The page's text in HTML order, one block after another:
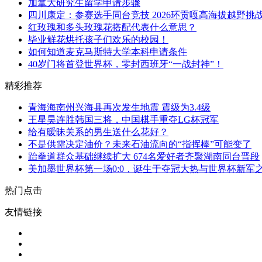
加拿大研究生留学申请步骤
四川康定：参赛选手同台竞技 2026环贡嘎高海拔越野挑
红玫瑰和多头玫瑰花搭配代表什么意思？
毕业鲜花烘托孩子们欢乐的校园！
如何知道麦克马斯特大学本科申请条件
40岁门将首登世界杯，零封西班牙“一战封神”！
精彩推荐
青海海南州兴海县再次发生地震 震级为3.4级
王星昊连胜韩国三将，中国棋手重夺LG杯冠军
给有暧昧关系的男生送什么花好？
不是供需决定油价？未来石油流向的“指挥棒”可能变了
跆拳道群众基础继续扩大 674名爱好者齐聚湖南同台晋段
美加墨世界杯第一场0:0，诞生于夺冠大热与世界杯新军
热门点击
友情链接